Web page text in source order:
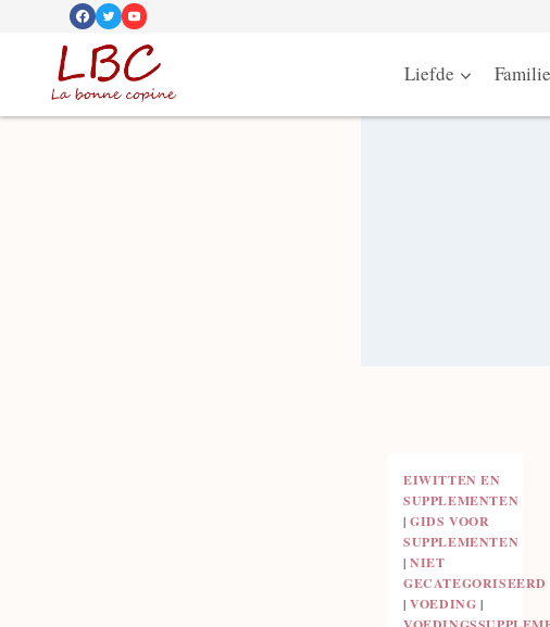
Doorgaan
Liefde Familie
EIWITTEN EN
SUPPLEMENTEN
|GIDS VOOR
SUPPLEMENTEN
|NIET
GECATEGORISEERD
|VOEDING |